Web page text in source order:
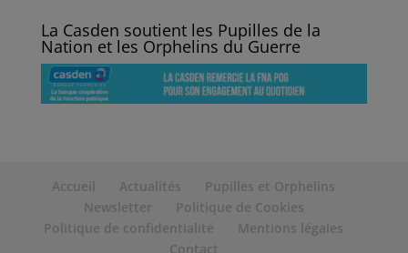
La Casden soutient les Pupilles de la
Nation et les Orphelins du Guerre
Accueil Actualités
Pupilles et Orphelins
Newsletter
Politique de Cookies
Politique de confidentialité
Mentions légales
Contact